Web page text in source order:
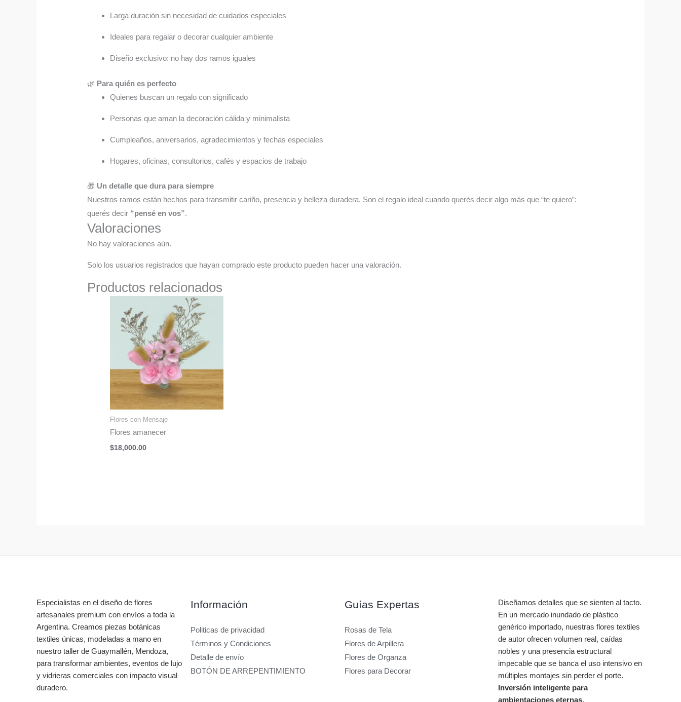
Larga duración sin necesidad de cuidados especiales
Ideales para regalar o decorar cualquier ambiente
Diseño exclusivo: no hay dos ramos iguales
🌿 Para quién es perfecto
Quienes buscan un regalo con significado
Personas que aman la decoración cálida y minimalista
Cumpleaños, aniversarios, agradecimientos y fechas especiales
Hogares, oficinas, consultorios, cafés y espacios de trabajo
🎁 Un detalle que dura para siempre
Nuestros ramos están hechos para transmitir cariño, presencia y belleza duradera. Son el regalo ideal cuando querés decir algo más que “te quiero”:
querés decir “pensé en vos”.
Valoraciones
No hay valoraciones aún.
Solo los usuarios registrados que hayan comprado este producto pueden hacer una valoración.
Productos relacionados
Flores con Mensaje
Flores amanecer
$18,000.00
Especialistas en el diseño de flores
artesanales premium con envíos a toda la
Argentina. Creamos piezas botánicas
textiles únicas, modeladas a mano en
nuestro taller de Guaymallén, Mendoza,
para transformar ambientes, eventos de lujo
y vidrieras comerciales con impacto visual
duradero.
Información
Politicas de privacidad
Términos y Condiciones
Detalle de envío
BOTÓN DE ARREPENTIMIENTO
Guías Expertas
Rosas de Tela
Flores de Arpillera
Flores de Organza
Flores para Decorar
Diseñamos detalles que se sienten al tacto.
En un mercado inundado de plástico
genérico importado, nuestras flores textiles
de autor ofrecen volumen real, caídas
nobles y una presencia estructural
impecable que se banca el uso intensivo en
múltiples montajes sin perder el porte.
Inversión inteligente para
ambientaciones eternas.